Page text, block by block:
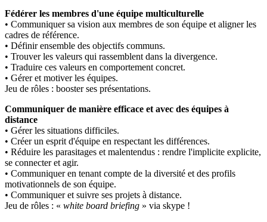
Fédérer les membres d'une équipe multiculturelle
• Communiquer sa vision aux membres de son équipe et aligner les
cadres de référence.
• Définir ensemble des objectifs communs.
• Trouver les valeurs qui rassemblent dans la divergence.
• Traduire ces valeurs en comportement concret.
• Gérer et motiver les équipes.
Jeu de rôles : booster ses présentations.
Communiquer de manière efficace et avec des équipes à
distance
• Gérer les situations difficiles.
• Créer un esprit d'équipe en respectant les différences.
• Réduire les parasitages et malentendus : rendre l'implicite explicite,
se connecter et agir.
• Communiquer en tenant compte de la diversité et des profils
motivationnels de son équipe.
• Communiquer et suivre ses projets à distance.
Jeu de rôles : « white board briefing » via skype !